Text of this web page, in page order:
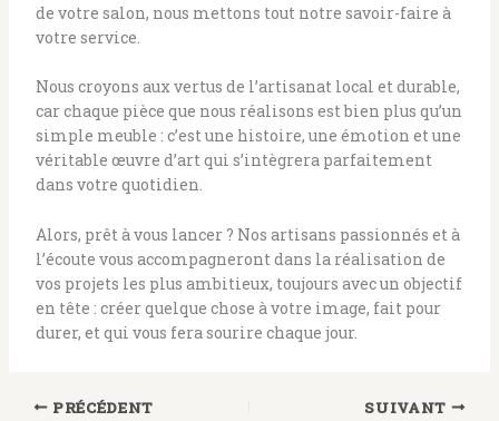
de votre salon, nous mettons tout notre savoir-faire à
votre service.
Nous croyons aux vertus de l’artisanat local et durable,
car chaque pièce que nous réalisons est bien plus qu’un
simple meuble : c’est une histoire, une émotion et une
véritable œuvre d’art qui s’intègrera parfaitement
dans votre quotidien.
Alors, prêt à vous lancer ? Nos artisans passionnés et à
l’écoute vous accompagneront dans la réalisation de
vos projets les plus ambitieux, toujours avec un objectif
en tête : créer quelque chose à votre image, fait pour
durer, et qui vous fera sourire chaque jour.
PRÉCÉDENT SUIVANT